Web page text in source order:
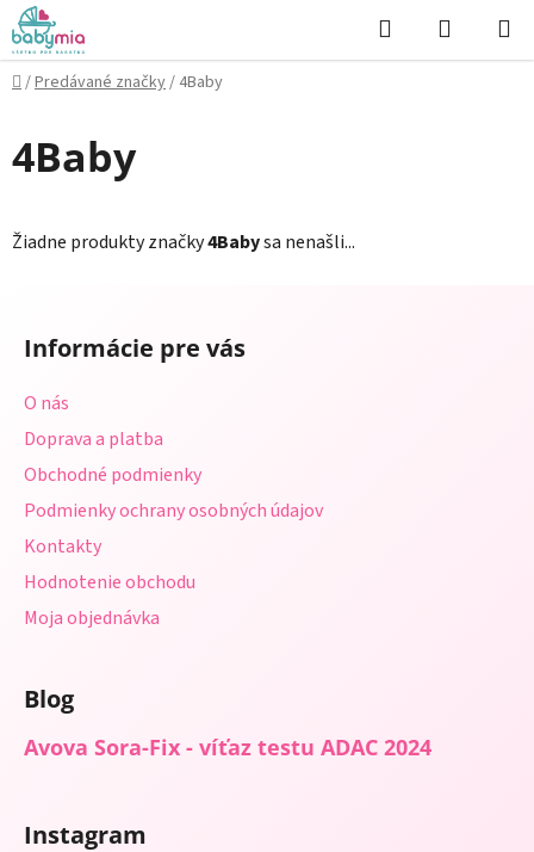
Prejsť
na
obsah
Hľadať
KOŠÍK
Domov
/Predávané značky/ 4Baby
4Baby
Žiadne produkty značky4Babysa nenašli...
Informácie pre vás
O nás
Doprava a platba
Obchodné podmienky
Podmienky ochrany osobných údajov
Kontakty
Hodnotenie obchodu
Moja objednávka
Blog
Avova Sora-Fix - víťaz testu ADAC 2024
Instagram